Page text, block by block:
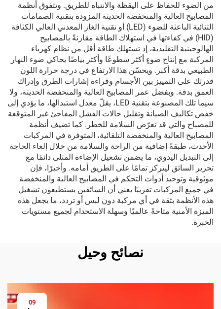
من الضوء للحفاظ على اليقظة والانتباه للطريق. وتتفوق أنظمة
المصابيح العالية والمنخفضة الحديثة المزودة بتقنية الصمامات
الثنائية الباعثة للضوء (LED) أو تقنية الغاز المعدني العالي الكثافة
(HID) في كفاءتها في استهلاك الطاقة مقارنةً بالمصابيح
الهالوجينية التقليدية، إذ تستهلك طاقة أقل من نظام كهرباء
المركبة مع إنتاج ضوءٍ أكثر سطوعًا وأكثر بياضًا يحاكي ضوء النهار
الطبيعي بدقة أكبر. ويحسّن هذا الارتفاع في درجة حرارة اللون
قدرتك على التمييز بين الأجسام وقراءة إشارات الطرق وإدراك
العمق بدقة. وبفضل عمر المصابيح العالية والمنخفضة الحديثة، ولا
سيما تلك المصنوعة بتقنية LED، يقلّ معدل استبدالها، ما يؤدي إلى
خفض تكاليف الصيانة وتقليل حالات الفشل المفاجئ غير المتوقعة
للمصباح والتي قد تعرّض السلامة للخطر. كما تضيف أنظمة
المصابيح العالية والمنخفضة التلقائية، المتوفرة في المركبات
الأحدث، طبقةً إضافية من الراحة والسلامة من خلال إلغاء الحاجة
إلى التبديل اليدوي، ما يضمن تشغيل الإضاءة المثلى دائمًا مع
تحرير السائق ليتركز تمامًا على الطريق أمامه. وأخيرًا، فإن
موثوقية وتوحيد أدوات التحكم في المصابيح العالية والمنخفضة
في جميع المركبات تقريبًا يعني أن السائقين يستطيعون تشغيل
هذه الأنظمة بثقة في أي مركبة دون لبس أو تردد، ما يجعل هذه
الميزة الأمنية متاحةً عالميًا وسهلة الاستخدام لجميع مستويات
الخبرة.
نصائح وحيل
09